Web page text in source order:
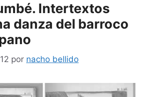
Intertextos
danza del barroco
por nacho bellido